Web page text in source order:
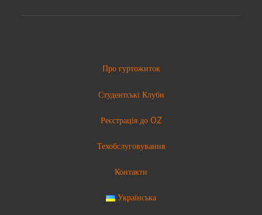
Про гуртожиток
Студентські Клуби
Реєстрація до OZ
Техобслуговування
Контакти
Українська